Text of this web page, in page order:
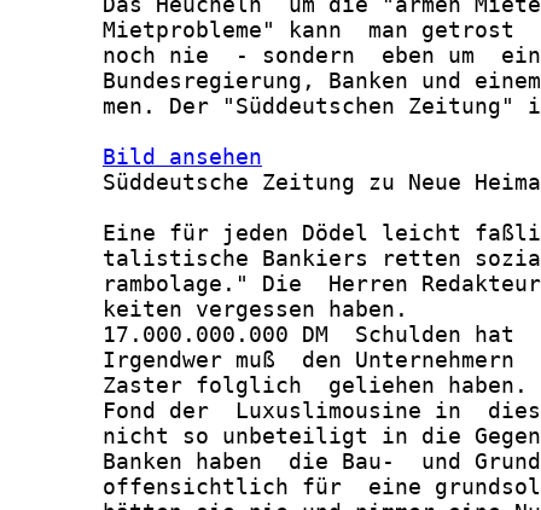
Mietprobleme" kann  man getrost
noch nie  - sondern  eben um
Bundesregierung, Banken und
men. Der "Süddeutschen Zeitung"
Bild ansehen